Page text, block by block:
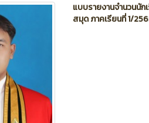
แบบรายงานจำนวนนัก
สมุด ภาคเรียนที่ 1/